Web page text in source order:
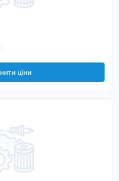
ціни